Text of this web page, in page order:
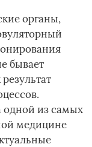
органы,
бывает
одной из самых
медицине